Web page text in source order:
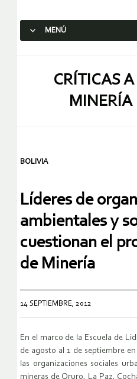
MENÚ
CRÍTICAS
BOLIVIA
Líderes de
ambientales y
cuestionan el
de Minería
14 SEPTIEMBRE, 2012
En el marco de la Escuela de
de agosto al 1 de septiembre
las organizaciones sociales
mineras de Oruro, La Paz,